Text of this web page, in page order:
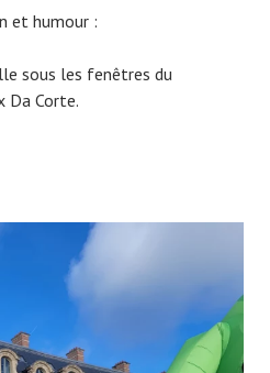
et humour :
sous les fenêtres du
Da Corte.